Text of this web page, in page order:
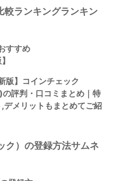
すすめ
版】コインチェック
評判・口コミまとめ｜特
デメリットもまとめてご紹